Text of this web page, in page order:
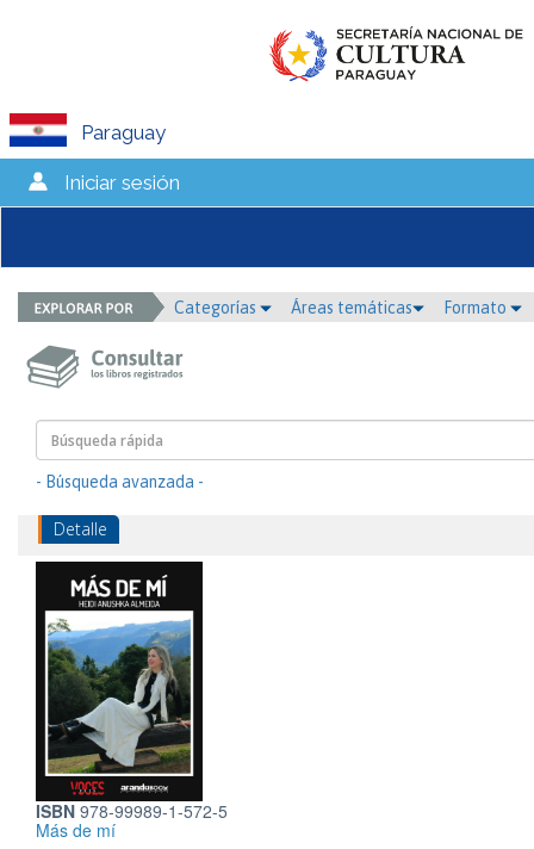
Paraguay
Iniciar sesión
Categorías Áreas temáticas Formato
- Búsqueda avanzada -
Detalle
ISBN 978-99989-1-572-5
Más de mí